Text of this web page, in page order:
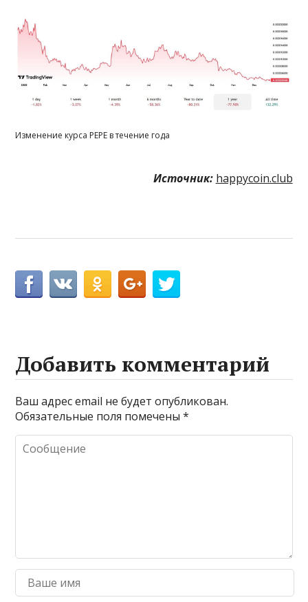
Изменение курса PEPE в течение года
Источник: happycoin.club
Добавить комментарий
Ваш адрес email не будет опубликован.
Обязательные поля помечены*